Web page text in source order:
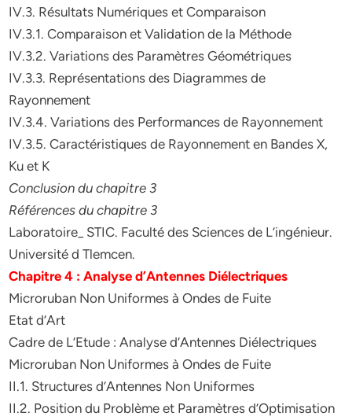
IV.3. Résultats Numériques et Comparaison
IV.3.1. Comparaison et Validation de la Méthode
IV.3.2. Variations des Paramètres Géométriques
IV.3.3. Représentations des Diagrammes de
Rayonnement
IV.3.4. Variations des Performances de Rayonnement
IV.3.5. Caractéristiques de Rayonnement en Bandes X,
Ku et K
Conclusion du chapitre 3
Références du chapitre 3
Laboratoire_ STIC. Faculté des Sciences de L’ingénieur.
Université d Tlemcen.
Chapitre 4 : Analyse d’Antennes Diélectriques
Microruban Non Uniformes à Ondes de Fuite
Etat d’Art
Cadre de L’Etude : Analyse d’Antennes Diélectriques
Microruban Non Uniformes à Ondes de Fuite
II.1. Structures d’Antennes Non Uniformes
II.2. Position du Problème et Paramètres d’Optimisation